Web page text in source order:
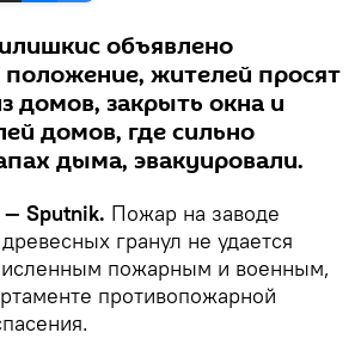
объявлено
жителей просят
домов, закрыть окна и
домов, где сильно
дыма, эвакуировали.
Sputnik. Пожар на заводе
гранул не удается
пожарным и военным,
противопожарной